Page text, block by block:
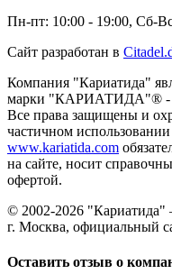
Пн-пт: 10:00 - 19:00, Сб-
Сайт разработан в
Компания "Кариатида"
марки "КАРИАТИДА"® -
Все права защищены и
частичном
www.kariatida.com
на сайте, носит
офертой.
© 2002-2026 "Кариатида"
г. Москва, официальный
Оставить отзыв о